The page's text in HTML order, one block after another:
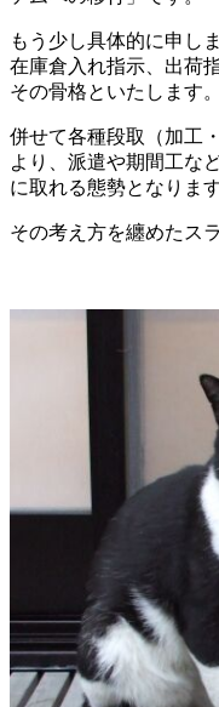
もう少し具体的に申し
在庫倉入れ指示、出荷
その骨格といたします。
併せて各種段取（加工
より、派遣や期間工な
に取れる態勢となります
その考え方を纏めたス